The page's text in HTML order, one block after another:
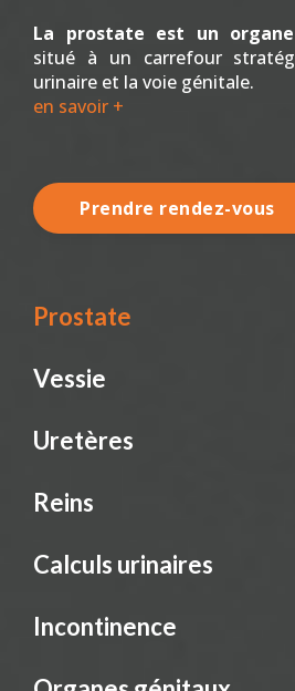
La prostate est un
situé à un carrefour
urinaire et la voie génitale.
en savoir +
Prendre rendez-vous
Prostate
Vessie
Uretères
Reins
Calculs urinaires
Incontinence